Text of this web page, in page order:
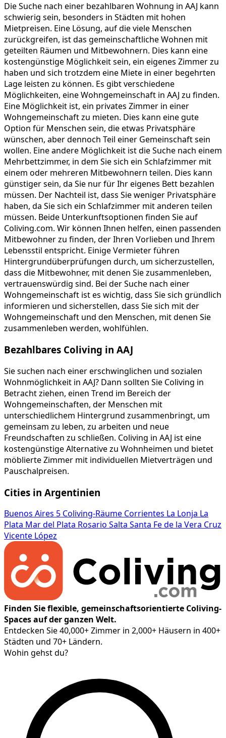
Die Suche nach einer bezahlbaren Wohnung in AAJ kann
schwierig sein, besonders in Städten mit hohen
Mietpreisen. Eine Lösung, auf die viele Menschen
zurückgreifen, ist das gemeinschaftliche Wohnen mit
geteilten Räumen und Mitbewohnern. Dies kann eine
kostengünstige Möglichkeit sein, ein eigenes Zimmer zu
haben und sich trotzdem eine Miete in einer begehrten
Lage leisten zu können. Es gibt verschiedene
Möglichkeiten, eine Wohngemeinschaft in AAJ zu finden.
Eine Möglichkeit ist, ein privates Zimmer in einer
Wohngemeinschaft zu mieten. Dies kann eine gute
Option für Menschen sein, die etwas Privatsphäre
wünschen, aber dennoch Teil einer Gemeinschaft sein
wollen. Eine andere Möglichkeit ist die Suche nach einem
Mehrbettzimmer, in dem Sie sich ein Schlafzimmer mit
einem oder mehreren Mitbewohnern teilen. Dies kann
günstiger sein, da Sie nur für Ihr eigenes Bett bezahlen
müssen. Der Nachteil ist, dass Sie weniger Privatsphäre
haben, da Sie sich ein Schlafzimmer mit anderen teilen
müssen. Beide Unterkunftsoptionen finden Sie auf
Coliving.com. Wir können Ihnen helfen, einen passenden
Mitbewohner zu finden, der Ihren Vorlieben und Ihrem
Lebensstil entspricht. Einige Vermieter führen
Hintergrundüberprüfungen durch, um sicherzustellen,
dass die Mitbewohner, mit denen Sie zusammenleben,
vertrauenswürdig sind. Bei der Suche nach einer
Wohngemeinschaft ist es wichtig, dass Sie sich gründlich
informieren und sicherstellen, dass Sie sich mit der
Wohngemeinschaft und den Menschen, mit denen Sie
zusammenleben werden, wohlfühlen.
Bezahlbares Coliving in AAJ
Sie suchen nach einer erschwinglichen und sozialen
Wohnmöglichkeit in AAJ? Dann sollten Sie Coliving in
Betracht ziehen, einen Trend im Bereich der
Wohngemeinschaften, der Menschen mit
unterschiedlichem Hintergrund zusammenbringt, um
gemeinsam zu leben, zu arbeiten und neue
Freundschaften zu schließen. Coliving in AAJ ist eine
kostengünstige Alternative zu Wohnheimen und bietet
möblierte Zimmer mit individuellen Mietverträgen und
Pauschalpreisen.
Cities in Argentinien
Buenos Aires 5 Coliving-Räume Corrientes La Lonja La
Plata Mar del Plata Rosario Salta Santa Fe de la Vera Cruz
Vicente López
Finden Sie flexible, gemeinschaftsorientierte Coliving-
Spaces auf der ganzen Welt.
Entdecken Sie 40,000+ Zimmer in 2,000+ Häusern in 400+
Städten und 70+ Ländern.
Wohin gehst du?